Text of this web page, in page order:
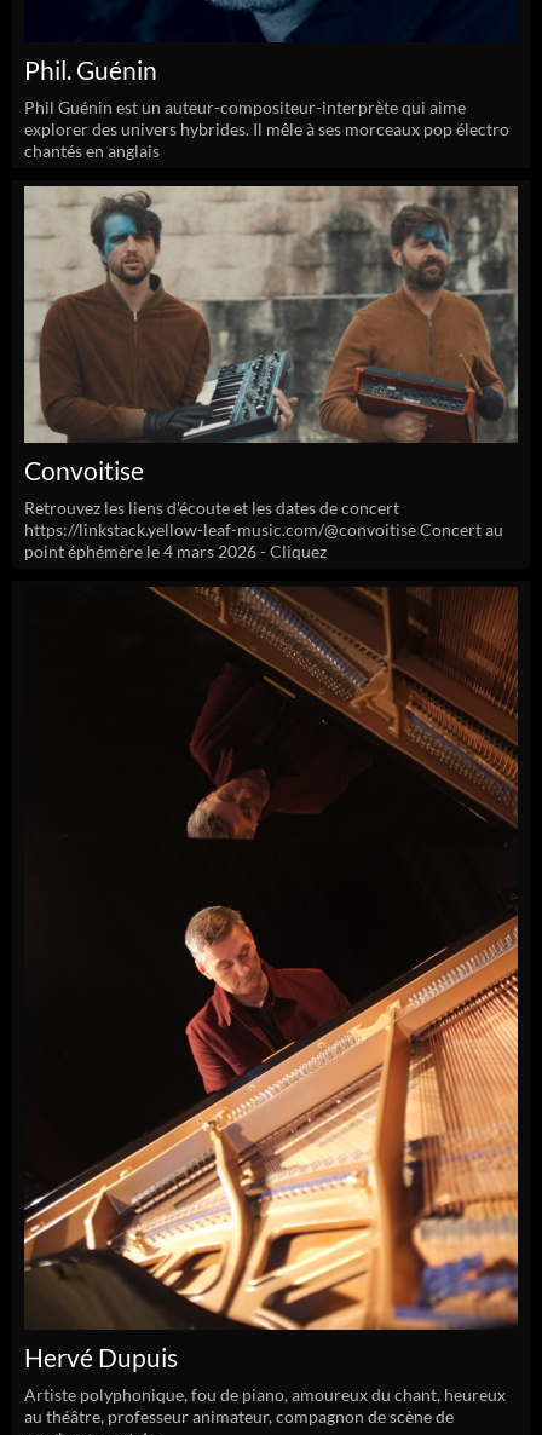
Phil. Guénin
Phil Guénin est un auteur-compositeur-interprète qui aime
explorer des univers hybrides. Il mêle à ses morceaux pop électro
chantés en anglais
Convoitise
Retrouvez les liens d'écoute et les dates de concert
https://linkstack.yellow-leaf-music.com/@convoitise Concert au
point éphémère le 4 mars 2026 - Cliquez
Hervé Dupuis
Artiste polyphonique, fou de piano, amoureux du chant, heureux
au théâtre, professeur animateur, compagnon de scène de